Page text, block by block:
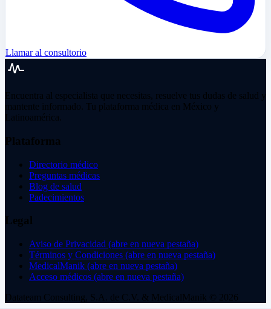
Llamar al consultorio
Encuentra al especialista que necesitas, resuelve tus dudas de salud y
mantente informado. Tu plataforma médica en México y
Latinoamérica.
Plataforma
Directorio médico
Preguntas médicas
Blog de salud
Padecimientos
Legal
Aviso de Privacidad (abre en nueva pestaña)
Términos y Condiciones (abre en nueva pestaña)
MedicalManik (abre en nueva pestaña)
Acceso médicos (abre en nueva pestaña)
Datateam Consulting, S.A. de C.V. & MedicalManik © 2026